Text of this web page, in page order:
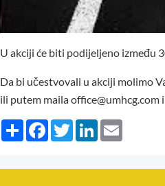
U akciji će biti podijeljeno između
Da bi učestvovali u akciji molimo
ili putem maila
Share FacebookTwitterLinkedIn